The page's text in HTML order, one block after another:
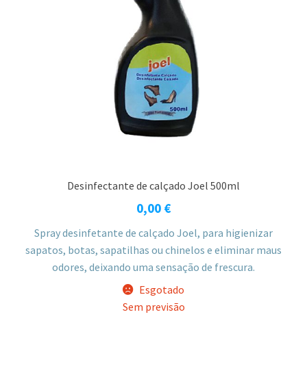
Desinfectante de calçado Joel 500ml
0,00 €
Spray desinfetante de calçado Joel, para higienizar
sapatos, botas, sapatilhas ou chinelos e eliminar maus
odores, deixando uma sensação de frescura.
Esgotado
Sem previsão